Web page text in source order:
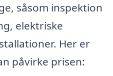
såsom inspektion
elektriske
Her er
påvirke prisen: